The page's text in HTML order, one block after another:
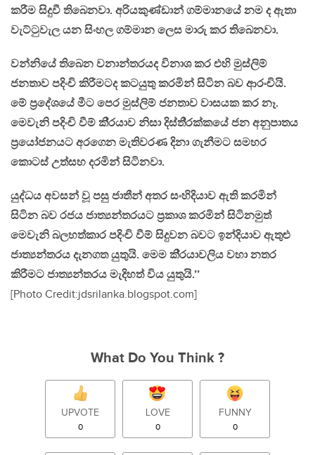
කරීම සිදුවී තිබෙනවා. අරියකුණ්ඩාන් ගම්මානයේ නම ද ඇතා
වැට්ටුවැල යන සිංහල ගම්මාන ලෙස මාරු කර තිබෙනවා.
වන්නියේ තිබෙන වනාන්තරයද විනාශ කර එහි මුස්ලිම්
ජනතාව පදිංචි කිරීමටද කටයුතු කරමින් සිටින බව ආරංචියි.
මේ ප‍්‍රදේශයේ මීට පෙර මුස්ලිම් ජනතාව වාසයක කර නෑ.
මෙවැනි පදිංචි වීම් කි‍්‍රයාව නිසා දිස්ති‍්‍රක්කයේ ජන අනුපාතය
ප‍්‍රයෝජනයට අරගෙන මැතිවරණ දිනා ගැනීමට සමහර
කොටස් උත්සහ දරමින් සිටිනවා.
යුද්ධය අවසන් වූ පසු ජාතීන් අතර සංහිදියාව ඇති කරමින්
සිටින බව රජය ජාත්‍යන්තරයට ප‍්‍රකාශ කරමින් සිටිනමුත්
මෙවැනි බලහත්කාර පදිංචි වීම් සිදුවන බවට ඉන්දියාව ඇතුළු
ජාත්‍යන්තරය දැනගත යුතුයි. මෙම කි‍්‍රයාවලිය වහා නතර
කිරීමට ජාත්‍යන්තරය මැදිහත් විය යුතුයි.’’
[Photo Credit:jdsrilanka.blogspot.com]
What Do You Think ?
UPVOTE
0
LOVE
0
FUNNY
0